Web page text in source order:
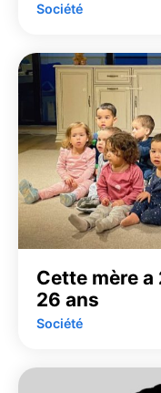
Société
Cette mère a
26 ans
Société